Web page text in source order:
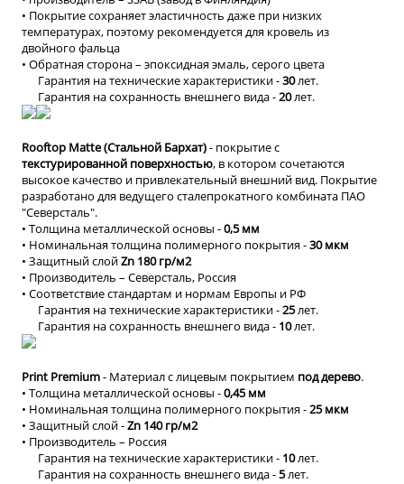
• Покрытие сохраняет эластичность даже при низких
температурах, поэтому рекомендуется для кровель из
двойного фальца
• Обратная сторона – эпоксидная эмаль, серого цвета
Гарантия на технические характеристики -30лет.
Гарантия на сохранность внешнего вида -20лет.
Rooftop Matte (Стальной Бархат)- покрытие с
текстурированной поверхностью, в котором сочетаются
высокое качество и привлекательный внешний вид. Покрытие
разработано для ведущего сталепрокатного комбината ПАО
"Северсталь".
• Толщина металлической основы -0,5 мм
• Номинальная толщина полимерного покрытия -30 мкм
• Защитный слойZn 180 гр/м2
• Производитель – Северсталь, Россия
• Соответствие стандартам и нормам Европы и РФ
Гарантия на технические характеристики -25лет.
Гарантия на сохранность внешнего вида - 10лет.
Print Premium- Материал с лицевым покрытием под дерево.
• Толщина металлической основы -0,45 мм
• Номинальная толщина полимерного покрытия -25 мкм
• Защитный слой -Zn 140 гр/м2
• Производитель – Россия
Гарантия на технические характеристики - 10лет.
Гарантия на сохранность внешнего вида -5лет.